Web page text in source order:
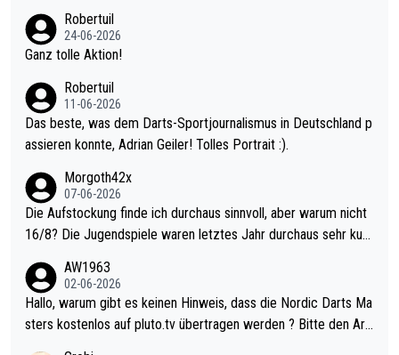
mal 40+ erst recht. Da gewinnst keinen Blumentopf - ist ja noc
h krasser wie ein Pokalspiel eines Kreisligisten vs einem Bund
Robertuil
24-06-2026
Ganz tolle Aktion!
Robertuil
11-06-2026
Das beste, was dem Darts-Sportjournalismus in Deutschland p
assieren konnte, Adrian Geiler! Tolles Portrait :).
Morgoth42x
07-06-2026
Die Aufstockung finde ich durchaus sinnvoll, aber warum nicht
16/8? Die Jugendspiele waren letztes Jahr durchaus sehr kurz
Allerdings ist Mitchell Lawrie als Nummer 1 der Welt eh qualifi
ziert. Somit ändert die automatische Qualifikation des Weltmei
sters erstmal nichts. Ich denke sie wollen damit für nächstes J
AW1963
02-06-2026
Hallo, warum gibt es keinen Hinweis, dass die Nordic Darts Ma
sters kostenlos auf pluto.tv übertragen werden ? Bitte den Arti